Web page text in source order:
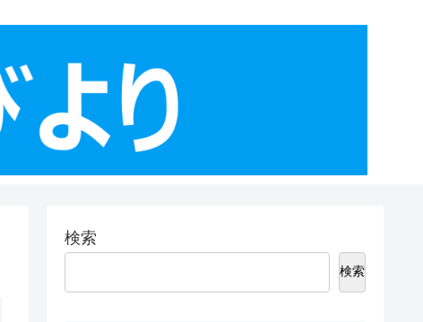
検索
検索